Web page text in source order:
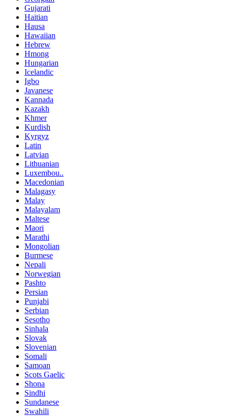
Gujarati
Haitian
Hausa
Hawaiian
Hebrew
Hmong
Hungarian
Icelandic
Igbo
Javanese
Kannada
Kazakh
Khmer
Kurdish
Kyrgyz
Latin
Latvian
Lithuanian
Luxembou..
Macedonian
Malagasy
Malay
Malayalam
Maltese
Maori
Marathi
Mongolian
Burmese
Nepali
Norwegian
Pashto
Persian
Punjabi
Serbian
Sesotho
Sinhala
Slovak
Slovenian
Somali
Samoan
Scots Gaelic
Shona
Sindhi
Sundanese
Swahili